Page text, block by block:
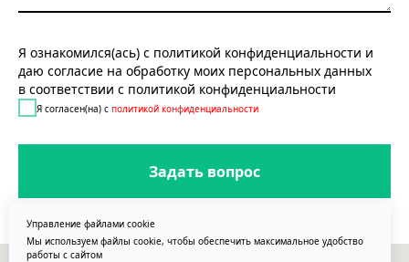
Я ознакомился(ась) с политикой конфиденциальности и
даю согласие на обработку моих персональных данных
в соответствии с политикой конфиденциальности
Я согласен(на) с политикой конфиденциальности
Задать вопрос
Управление файлами cookie
Мы используем файлы cookie, чтобы обеспечить максимальное удобство
работы с сайтом